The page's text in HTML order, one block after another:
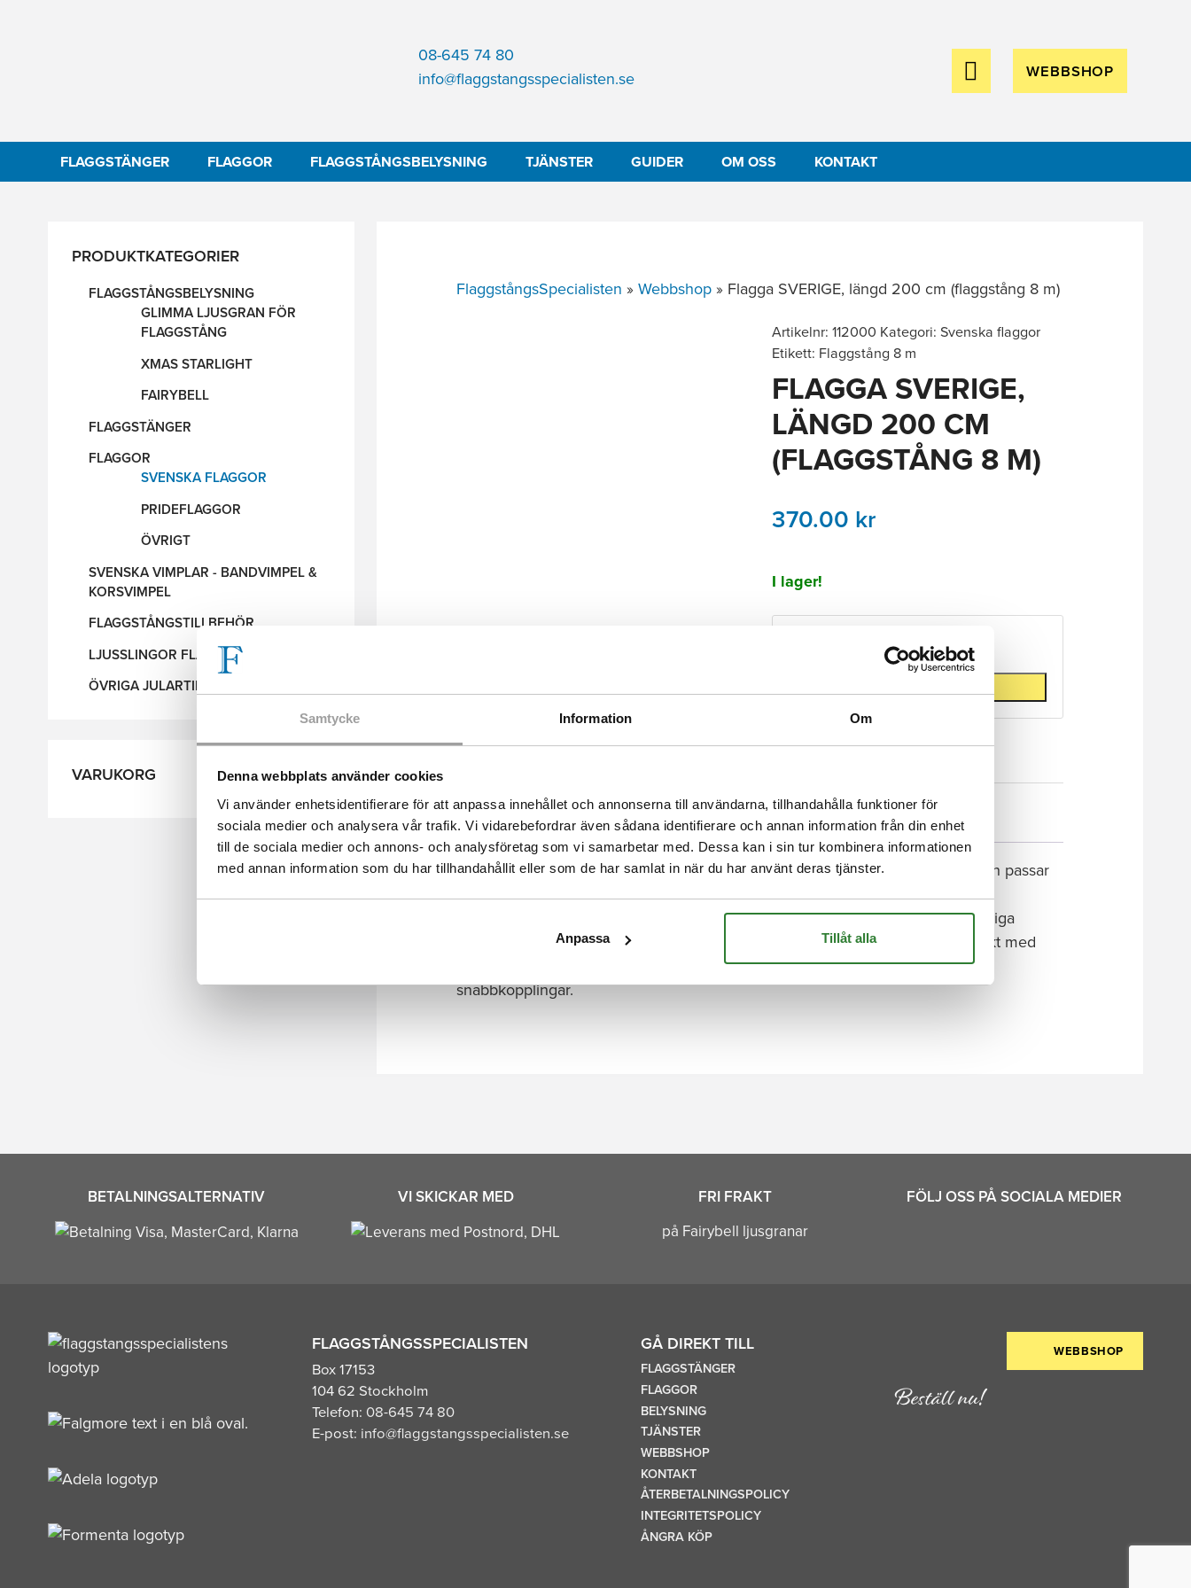
Samtycke Information Om
Denna webbplats använder cookies
Vi använder enhetsidentifierare för att anpassa innehållet och annonserna till användarna, tillhandahålla funktioner för
sociala medier och analysera vår trafik. Vi vidarebefordrar även sådana identifierare och annan information från din enhet
till de sociala medier och annons- och analysföretag som vi samarbetar med. Dessa kan i sin tur kombinera informationen
med annan information som du har tillhandahållit eller som de har samlat in när du har använt deras tjänster.
Anpassa Tillåt alla
08-645 74 80
info@flaggstangsspecialisten.se
WEBBSHOP
FLAGGSTÄNGER FLAGGOR FLAGGSTÅNGSBELYSNING TJÄNSTER GUIDER OM OSS KONTAKT
FlaggstångsSpecialisten » Webbshop» Flagga SVERIGE, längd 200 cm (flaggstång 8 m)
Artikelnr:112000 Kategori:Svenska flaggor
Etikett: Flaggstång 8 m
FLAGGA SVERIGE,
LÄNGD 200 CM
(FLAGGSTÅNG 8 M)
370.00 kr
I lager!
BESKRIVNING
Denna flagga är sydd i 100% slitstark polyester enligt gällande flaggnormer och passar
till en 8 meter lång flaggstång.
Den är anpassad för tuffa nordiska väderförhållanden, fållas runt om och samtliga
sömmar är förstärkta med dubbelsömnad. Flaggans ytterhörn är också förstärkt med
flera sömmar. Flaggryggen har ett flaggband i förstärkt polyester, med insydda
snabbkopplingar.
PRODUKTKATEGORIER
FLAGGSTÅNGSBELYSNING
GLIMMA LJUSGRAN FÖR
FLAGGSTÅNG
XMAS STARLIGHT
FAIRYBELL
FLAGGSTÄNGER
FLAGGOR
SVENSKA FLAGGOR
PRIDEFLAGGOR
ÖVRIGT
SVENSKA VIMPLAR - BANDVIMPEL &
KORSVIMPEL
FLAGGSTÅNGSTILLBEHÖR
LJUSSLINGOR FLAGGSTÅNG
ÖVRIGA JULARTIKLAR
VARUKORG
BETALNINGSALTERNATIV VI SKICKAR MED
FRI FRAKT
på Fairybell ljusgranar
FÖLJ OSS PÅ SOCIALA MEDIER
FLAGGSTÅNGSSPECIALISTEN
Box 17153
104 62 Stockholm
Telefon: 08-645 74 80
E-post: info@flaggstangsspecialisten.se
GÅ DIREKT TILL
FLAGGSTÄNGER
FLAGGOR
BELYSNING
TJÄNSTER
WEBBSHOP
KONTAKT
ÅTERBETALNINGSPOLICY
INTEGRITETSPOLICY
ÅNGRA KÖP
WEBBSHOP
Beställ nu!